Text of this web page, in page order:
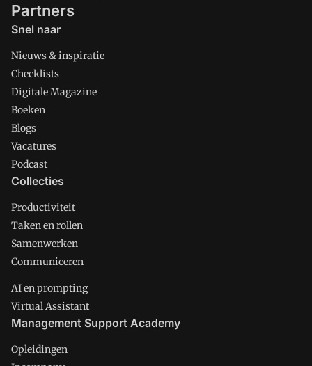
Partners
Snel naar
Nieuws & inspiratie
Checklists
Digitale Magazine
Boeken
Blogs
Vacatures
Podcast
Collecties
Productiviteit
Taken en rollen
Samenwerken
Communiceren
AI en prompting
Virtual Assistant
Management Support Academy
Opleidingen